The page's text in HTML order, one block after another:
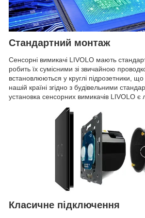
Стандартний монтаж
Сенсорні вимикачі LIVOLO мають
робить їх сумісними зі звичайною
встановлюються у круглі підрозетники,
нашій країні згідно з будівельними
установка сенсорних вимикачів LIVOLO є
Класичне підключення